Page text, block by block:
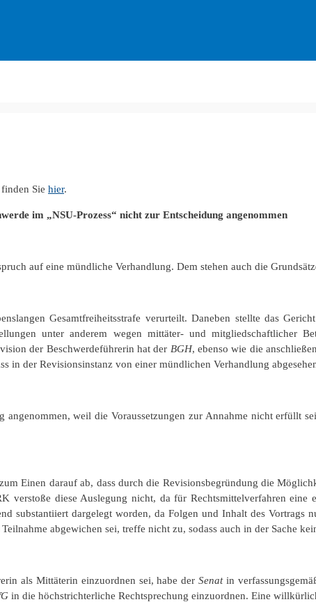
Sie hier.
im „NSU-Prozess“ nicht zur Entscheidung angenommen
auf eine mündliche Verhandlung. Dem stehen auch die
Gesamtfreiheitsstrafe verurteilt. Daneben stellte das
unter anderem wegen mittäter- und mitgliedschaftlicher
der Beschwerdeführerin hat der BGH, ebenso wie die
in der Revisionsinstanz von einer mündlichen Verhandlung
angenommen, weil die Voraussetzungen zur Annahme nicht erfüllt
Einen darauf ab, dass durch die Revisionsbegründung die
verstoße diese Auslegung nicht, da für Rechtsmittelverfahren
substantiiert dargelegt worden, da Folgen und Inhalt des Vortrags
abgewichen sei, treffe nicht zu, sodass auch in der Sache
als Mittäterin einzuordnen sei, habe derSenatin
in die höchstrichterliche Rechtsprechung einzuordnen. Eine